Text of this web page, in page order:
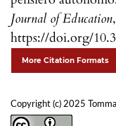
Journal of Education,
https://doi.org/
More Citation Formats
Copyright (c) 2025